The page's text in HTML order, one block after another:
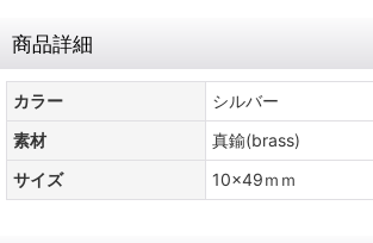
商品詳細
カラー
シルバー
素材
真鍮(brass)
サイズ
10x49ｍｍ